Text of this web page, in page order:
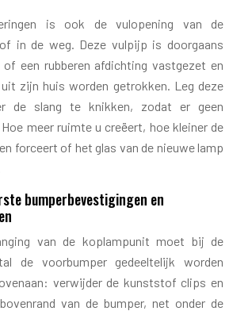
is ook de vulopening van de
in de weg. Deze vulpijp is doorgaans
een rubberen afdichting vastgezet en
zijn huis worden getrokken. Leg deze
de slang te knikken, zodat er geen
meer ruimte u creëert, hoe kleiner de
forceert of het glas van de nieuwe lamp
bumperbevestigingen en
van de koplampunit moet bij de
de voorbumper gedeeltelijk worden
verwijder de kunststof clips en
van de bumper, net onder de